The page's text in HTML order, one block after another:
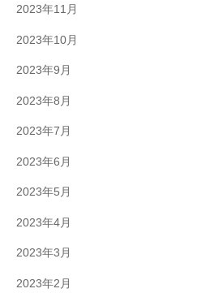
2023年11月
2023年10月
2023年9月
2023年8月
2023年7月
2023年6月
2023年5月
2023年4月
2023年3月
2023年2月